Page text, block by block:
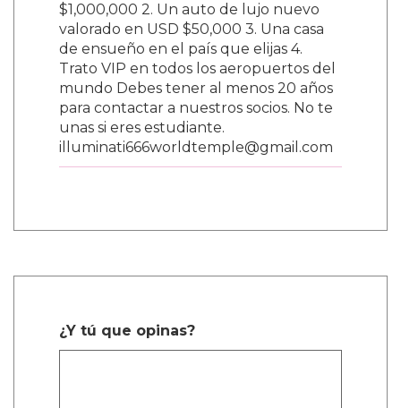
$1,000,000 2. Un auto de lujo nuevo
valorado en USD $50,000 3. Una casa
de ensueño en el país que elijas 4.
Trato VIP en todos los aeropuertos del
mundo Debes tener al menos 20 años
para contactar a nuestros socios. No te
unas si eres estudiante.
illuminati666worldtemple@gmail.com
¿Y tú que opinas?